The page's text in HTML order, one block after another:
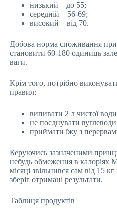
низький – до 55;
середній – 56-69;
високий – від 70.
Добова норма споживання
становити 60-180 одиниць
ваги.
Крім того, потрібно
правил:
випивати 2 л чистої
не поєднувати
приймати їжу з
Керуючись зазначеними
небудь обмеження в калоріях
місяці звільнився сам від 15 кг
зберіг отримані результати.
Таблиця продуктів